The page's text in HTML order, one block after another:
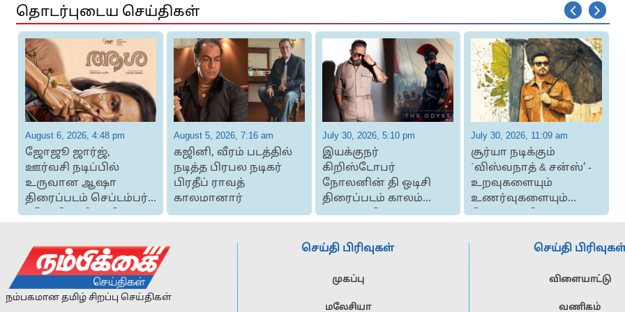
தொடர்புடைய செய்திகள்
August 6, 2026, 4:48 pm
ஜோஜூ ஜார்ஜ்,
ஊர்வசி நடிப்பில்
உருவான ஆஷா
திரைப்படம் செப்டம்பர்
4இல் வெளியாகிறது
August 5, 2026, 7:16 am
கஜினி, வீரம் படத்தில்
நடித்த பிரபல நடிகர்
பிரதீப் ராவத்
காலமானார்
July 30, 2026, 5:10 pm
இயக்குநர்
கிறிஸ்டோபர்
நோலனின் தி ஒடிசி
திரைப்படம் காலம்
கடந்தும் நிற்கும்
July 30, 2026, 11:09 am
சூர்யா நடிக்கும்
`விஸ்வநாத் & சன்ஸ்’ -
உறவுகளையும்
உணர்வுகளையும்
கொண்டாடும் படம்: ...
நம்பகமான தமிழ் சிறப்பு செய்திகள்
செய்தி பிரிவுகள்
முகப்பு
மலேசியா
செய்தி
விளையாட்டு
வணிகம்